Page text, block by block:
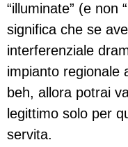
“illuminate” (e non
significa che se
interferenziale
impianto regionale
beh, allora potrai
legittimo solo per
servita.